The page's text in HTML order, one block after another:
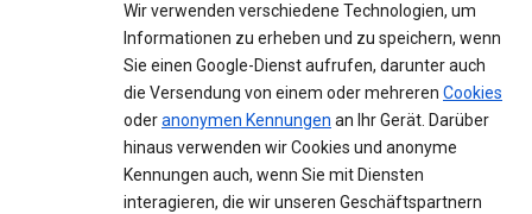
Wir verwenden verschiedene Technologien, um
Informationen zu erheben und zu speichern, wenn
Sie einen Google-Dienst aufrufen, darunter auch
die Versendung von einem oder mehreren Cookies
oderanonymen Kennungen an Ihr Gerät. Darüber
hinaus verwenden wir Cookies und anonyme
Kennungen auch, wenn Sie mit Diensten
interagieren, die wir unseren Geschäftspartnern